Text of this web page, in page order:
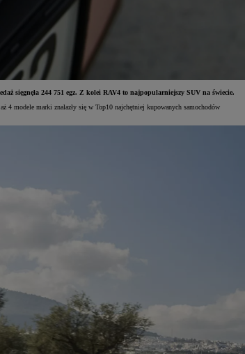
sięgnęła 244 751 egz. Z kolei RAV4 to najpopularniejszy SUV na świecie.
4 modele marki znalazły się w Top10 najchętniej kupowanych samochodów